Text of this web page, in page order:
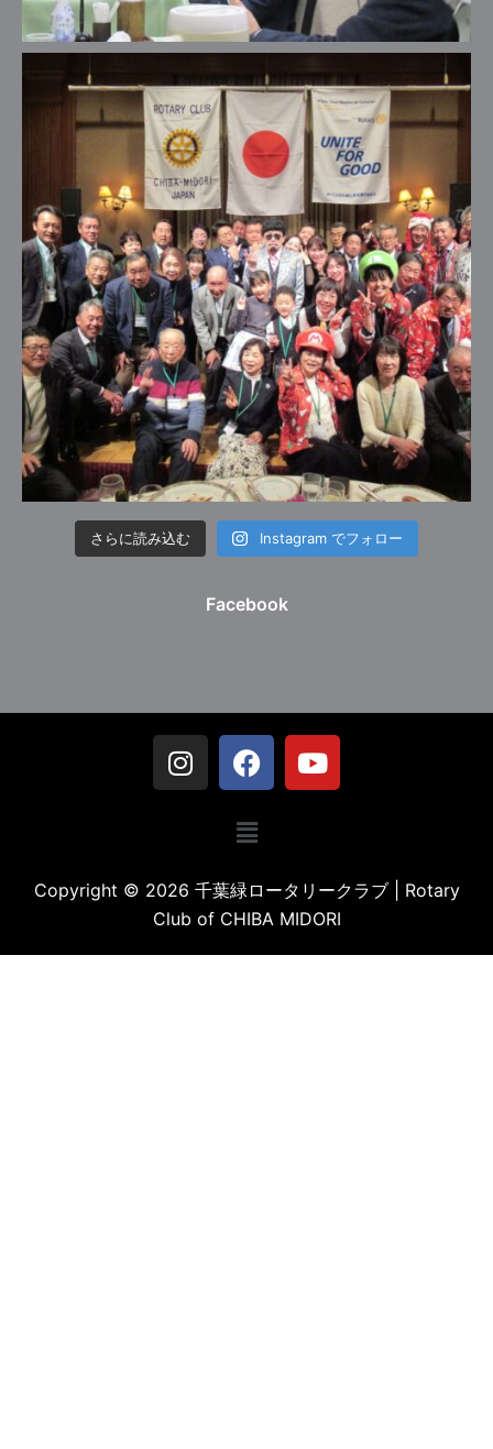
さらに読み込む Instagram でフォロー
Facebook
Copyright © 2026 千葉緑ロータリークラブ | Rotary
Club of CHIBA MIDORI